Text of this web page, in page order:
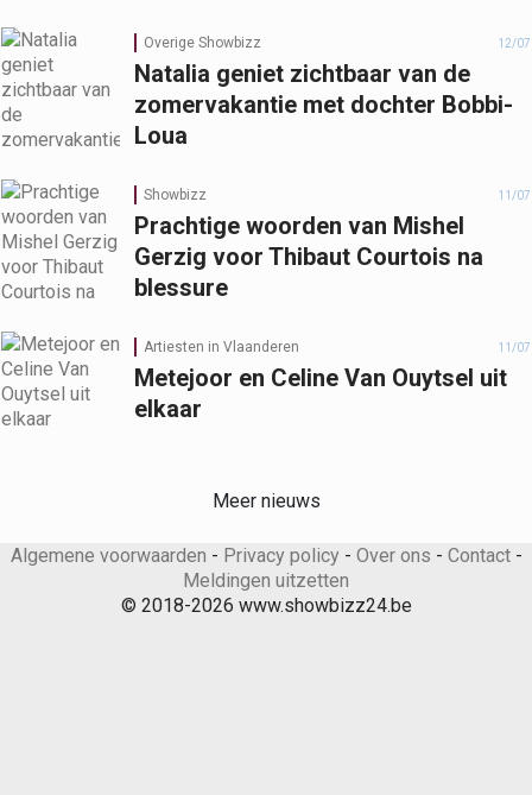
Overige Showbizz 12/07
Natalia geniet zichtbaar van de
zomervakantie met dochter Bobbi-
Loua
Showbizz 11/07
Prachtige woorden van Mishel
Gerzig voor Thibaut Courtois na
blessure
Artiesten in Vlaanderen 11/07
Metejoor en Celine Van Ouytsel uit
elkaar
Meer nieuws
Algemene voorwaarden - Privacy policy- Over ons - Contact-
Meldingen uitzetten
© 2018-2026 www.showbizz24.be